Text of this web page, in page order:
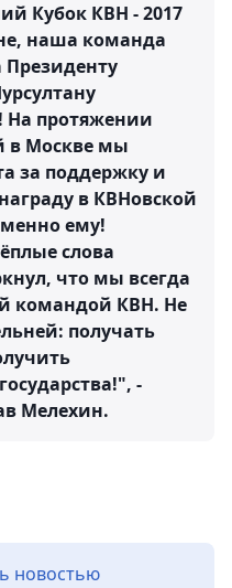
Кубок КВН - 2017
наша команда
На протяжении
в Москве мы
за поддержку и
в КВНовской
ему!
слова
что мы всегда
командой КВН. Не
получать
-
Мелехин.
новостью